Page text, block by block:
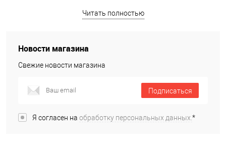
Люди стали чаще задумываться о состоянии организма.
купить массажный мяч, который подойдет именно мне?”.
Компания OSPORT, являющаяся известным производителем и
массажных атрибутов. В нашем интернет-магазине только
актуальные предложения. Мы поможем выбрать подходящий
интересующие вопросы.
Читать полностью
Новости магазина
Свежие новости магазина
Подписаться
Я согласен на обработку персональных данных.*